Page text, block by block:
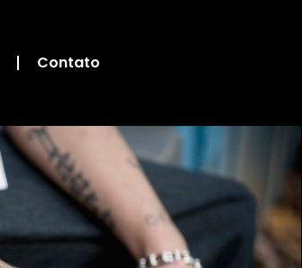
Contato